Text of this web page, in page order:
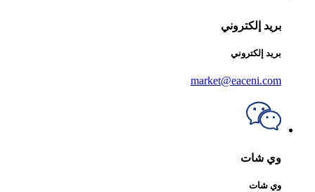
بريد إلكتروني
بريد إلكتروني
market@eaceni.com
وي شات
وي شات